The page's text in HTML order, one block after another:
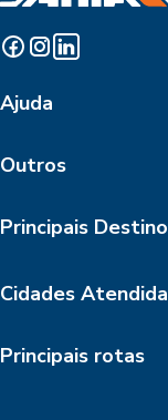
Ajuda
Outros
Principais
Cidades
Principais rotas